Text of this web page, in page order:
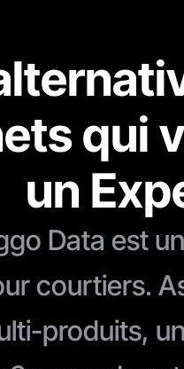
qui
un
Data est
courtiers.
produits,